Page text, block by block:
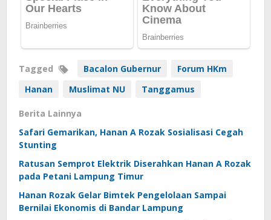
Tagged Bacalon Gubernur
Forum HKm
Hanan
Muslimat NU Tanggamus
Berita Lainnya
Safari Gemarikan, Hanan A Rozak Sosialisasi Cegah
Stunting
Ratusan Semprot Elektrik Diserahkan Hanan A Rozak
pada Petani Lampung Timur
Hanan Rozak Gelar Bimtek Pengelolaan Sampai
Bernilai Ekonomis di Bandar Lampung